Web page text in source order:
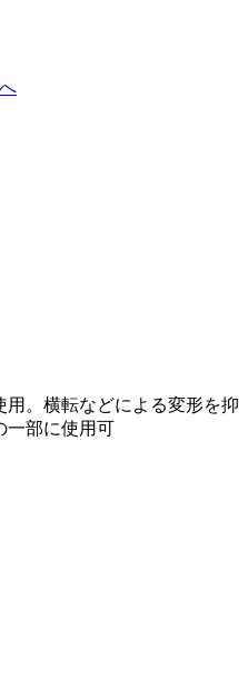
。横転などによる変形を抑
一部に使用可